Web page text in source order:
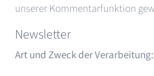
unserer Kommentarfunktion
Newsletter
Art und Zweck der Verarbeitung: